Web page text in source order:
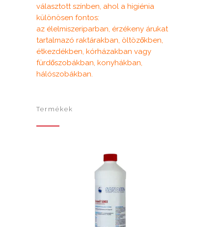
választott színben, ahol a higiénia
különösen fontos:
az élelmiszeriparban, érzékeny árukat
tartalmazó raktárakban, öltözőkben,
étkezdékben, kórházakban vagy
fürdőszobákban, konyhákban,
hálószobákban.
Termékek